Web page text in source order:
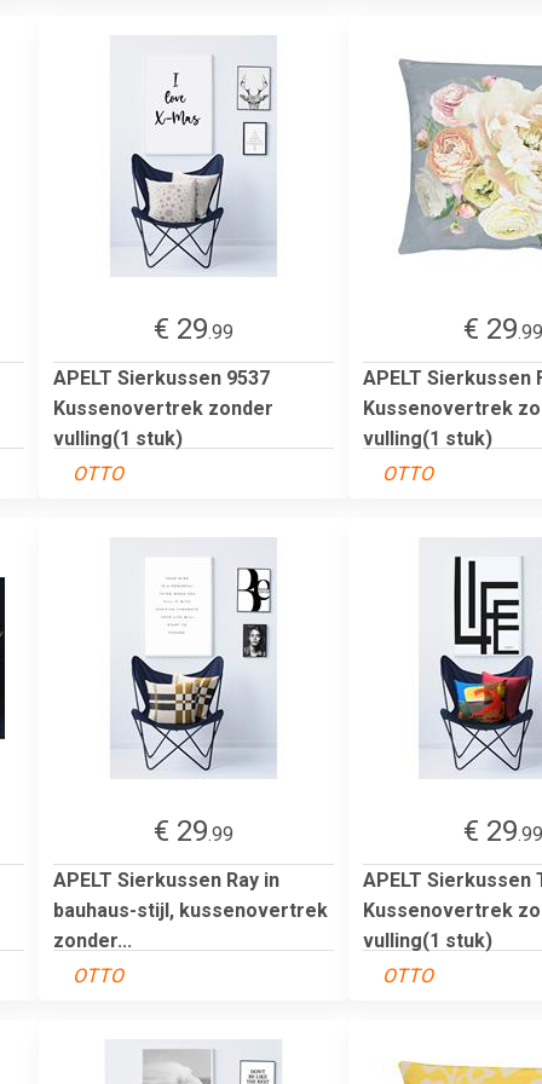
€ 29.99
APELT Sierkussen 9537
Kussenovertrek zonder
vulling(1 stuk)
OTTO
€ 29.99
APELT Sierkussen
Kussenovertrek
vulling(1 stuk)
OTTO
€ 29.99
APELT Sierkussen Ray in
bauhaus-stijl, kussenovertrek
zonder...
OTTO
€ 29.99
APELT Sierkussen
Kussenovertrek
vulling(1 stuk)
OTTO